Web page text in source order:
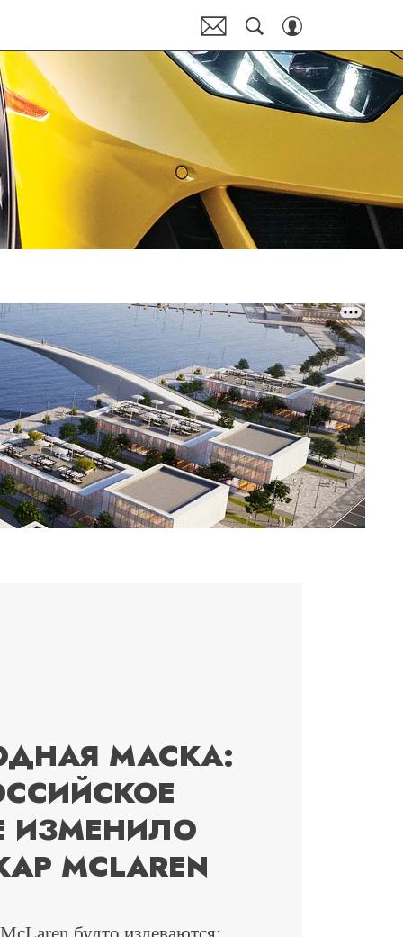
МАСКА:
ИЗМЕНИЛО
MCLAREN